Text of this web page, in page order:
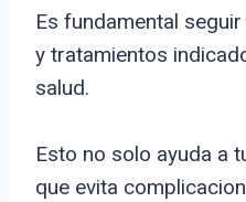
Es fundamental
y tratamientos
salud.
Esto no solo ayuda a
que evita